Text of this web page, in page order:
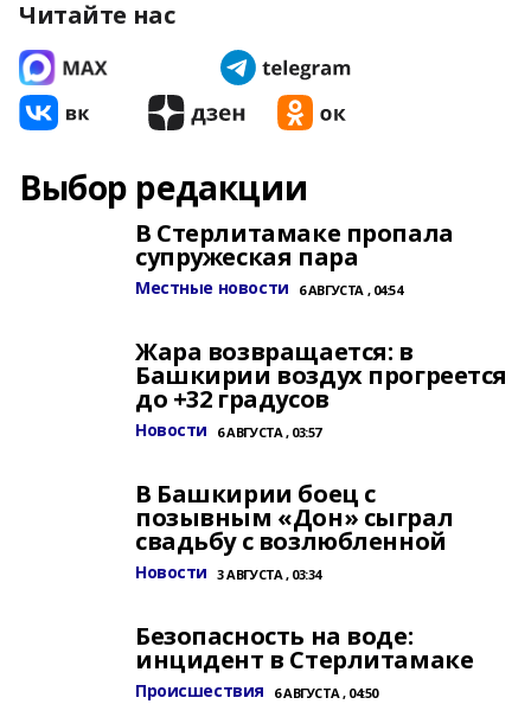
Читайте нас
Выбор редакции
В Стерлитамаке пропала
супружеская пара
Местные новости 6 АВГУСТА , 04:54
Жара возвращается: в
Башкирии воздух прогреется
до +32 градусов
Новости 6 АВГУСТА , 03:57
В Башкирии боец с
позывным «Дон» сыграл
свадьбу с возлюбленной
Новости 3 АВГУСТА , 03:34
Безопасность на воде:
инцидент в Стерлитамаке
Происшествия 6 АВГУСТА , 04:50